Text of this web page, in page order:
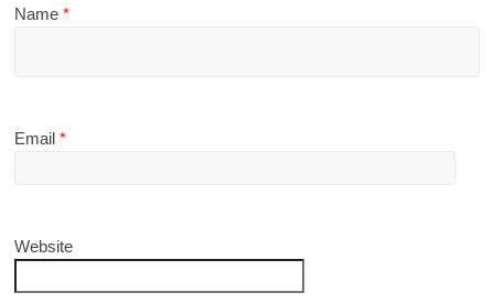
Name*
Email*
Website